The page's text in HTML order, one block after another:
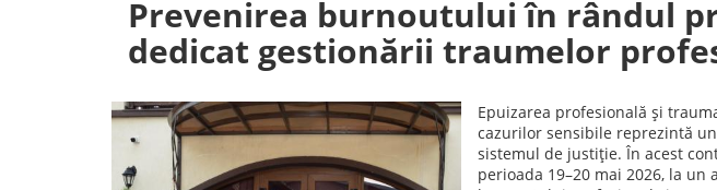
Prevenirea burnoutului în rândul
dedicat gestionării traumelor
Epuizarea profesională și
cazurilor sensibile reprezintă
sistemul de justiție. În acest
perioada 19–20 mai 2026, la